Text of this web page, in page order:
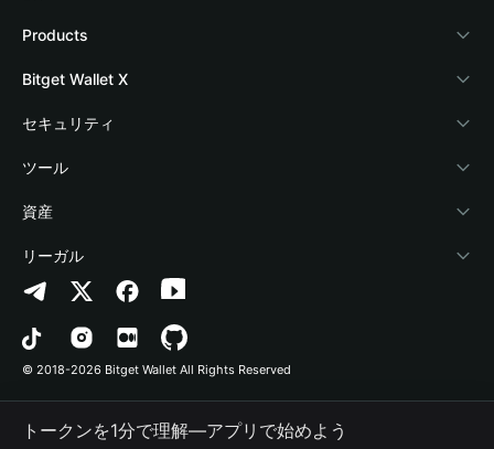
Bitget Walletについて
ブログ
アカデミー
暗号資産ニュース
Help Center
お問い合わせ
ブランドリソース
キャリア
Products
Crypto Card
Stablecoin Earn
Payfi Crypto
Crypto Swap API
Altcoin Season Index
Prediction Markets
DApp
RWA
Bitget Wallet X
デベロッパー
ウォレットを接続
Bitget Wallet Pay
プロジェクトを掲載
セキュリティ
保護基金
セキュリティ技術
ツール
暗号資産を購入
認証検出
コントラクト検出
一括送金
資産
Arbitrum
Avalanche
Bitcoin
Polygon
リーガル
プライバシーポリシー
利用規約
© 2018-2026 Bitget Wallet All Rights Reserved
トークンを1分で理解―アプリで始めよう